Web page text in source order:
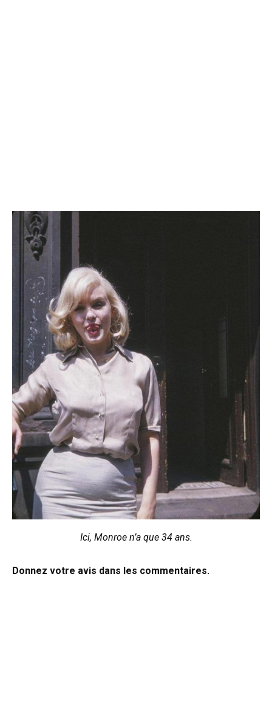
Ici, Monroe n’a que 34 ans.
Donnez votre avis dans les commentaires.